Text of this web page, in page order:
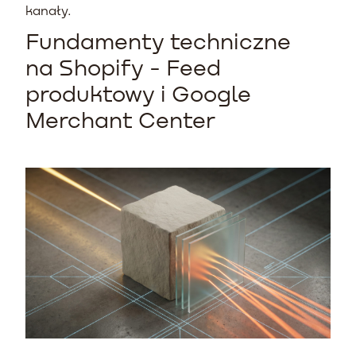
kanały.
Fundamenty techniczne
na Shopify - Feed
produktowy i Google
Merchant Center